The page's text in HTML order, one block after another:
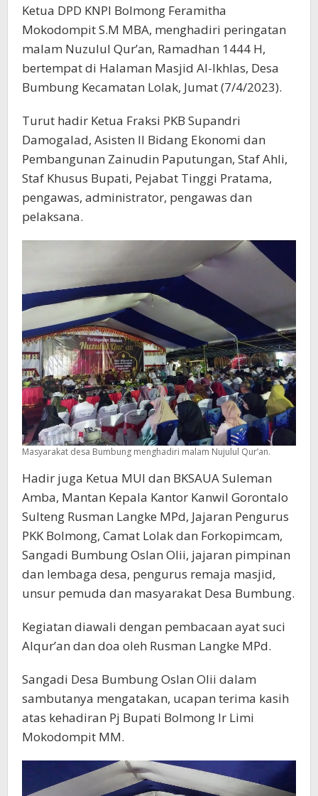
Ketua DPD KNPI Bolmong Feramitha
Mokodompit S.M MBA, menghadiri peringatan
malam Nuzulul Qur’an, Ramadhan 1444 H,
bertempat di Halaman Masjid Al-Ikhlas, Desa
Bumbung Kecamatan Lolak, Jumat (7/4/2023).
Turut hadir Ketua Fraksi PKB Supandri
Damogalad, Asisten II Bidang Ekonomi dan
Pembangunan Zainudin Paputungan, Staf Ahli,
Staf Khusus Bupati, Pejabat Tinggi Pratama,
pengawas, administrator, pengawas dan
pelaksana.
Masyarakat desa Bumbung menghadiri malam Nujulul Qur’an.
Hadir juga Ketua MUI dan BKSAUA Suleman
Amba, Mantan Kepala Kantor Kanwil Gorontalo
Sulteng Rusman Langke MPd, Jajaran Pengurus
PKK Bolmong, Camat Lolak dan Forkopimcam,
Sangadi Bumbung Oslan Olii, jajaran pimpinan
dan lembaga desa, pengurus remaja masjid,
unsur pemuda dan masyarakat Desa Bumbung.
Kegiatan diawali dengan pembacaan ayat suci
Alqur’an dan doa oleh Rusman Langke MPd.
Sangadi Desa Bumbung Oslan Olii dalam
sambutanya mengatakan, ucapan terima kasih
atas kehadiran Pj Bupati Bolmong Ir Limi
Mokodompit MM.